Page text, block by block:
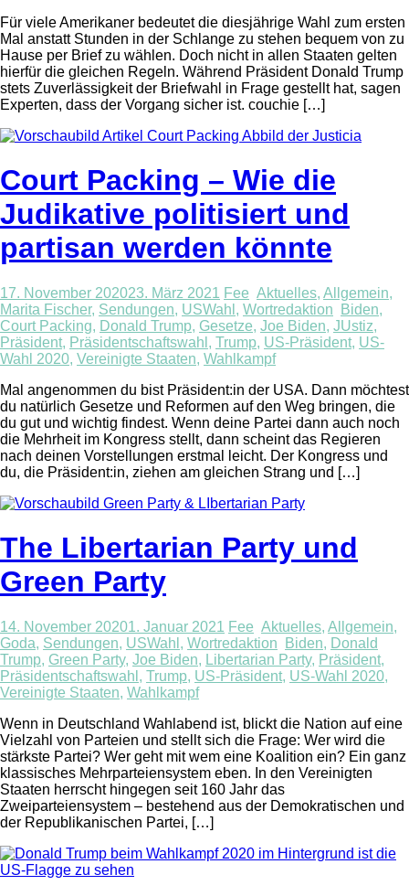
Für viele Amerikaner bedeutet die diesjährige Wahl zum ersten
Mal anstatt Stunden in der Schlange zu stehen bequem von zu
Hause per Brief zu wählen. Doch nicht in allen Staaten gelten
hierfür die gleichen Regeln. Während Präsident Donald Trump
stets Zuverlässigkeit der Briefwahl in Frage gestellt hat, sagen
Experten, dass der Vorgang sicher ist. couchie […]
Court Packing – Wie die
Judikative politisiert und
partisan werden könnte
17. November 202023. März 2021 Fee Aktuelles, Allgemein,
Marita Fischer, Sendungen, USWahl , Wortredaktion Biden,
Court Packing, Donald Trump, Gesetze, Joe Biden, JUstiz,
Präsident, Präsidentschaftswahl , Trump, US-Präsident, US-
Wahl 2020, Vereinigte Staaten, Wahlkampf
Mal angenommen du bist Präsident:in der USA. Dann möchtest
du natürlich Gesetze und Reformen auf den Weg bringen, die
du gut und wichtig findest. Wenn deine Partei dann auch noch
die Mehrheit im Kongress stellt, dann scheint das Regieren
nach deinen Vorstellungen erstmal leicht. Der Kongress und
du, die Präsident:in, ziehen am gleichen Strang und […]
The Libertarian Party und
Green Party
14. November 20201. Januar 2021 Fee Aktuelles, Allgemein,
Goda, Sendungen, USWahl , Wortredaktion Biden, Donald
Trump, Green Party, Joe Biden, Libertarian Party, Präsident,
Präsidentschaftswahl , Trump, US-Präsident, US-Wahl 2020,
Vereinigte Staaten, Wahlkampf
Wenn in Deutschland Wahlabend ist, blickt die Nation auf eine
Vielzahl von Parteien und stellt sich die Frage: Wer wird die
stärkste Partei? Wer geht mit wem eine Koalition ein? Ein ganz
klassisches Mehrparteiensystem eben. In den Vereinigten
Staaten herrscht hingegen seit 160 Jahr das
Zweiparteiensystem – bestehend aus der Demokratischen und
der Republikanischen Partei, […]